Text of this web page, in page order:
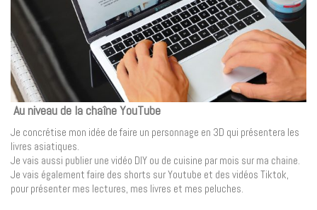
Au niveau de la chaîne YouTube
Je concrétise mon idée de faire un personnage en 3D qui présentera les
livres asiatiques.
Je vais aussi publier une vidéo DIY ou de cuisine par mois sur ma chaine.
Je vais également faire des shorts sur Youtube et des vidéos Tiktok,
pour présenter mes lectures, mes livres et mes peluches.